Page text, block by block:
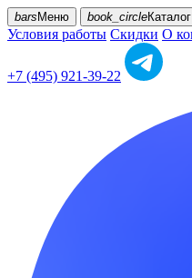
bars Меню book_circleКаталог
Условия работы Скидки О
+7 (495) 921-39-22